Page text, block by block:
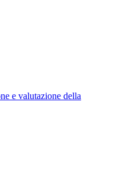
e valutazione della